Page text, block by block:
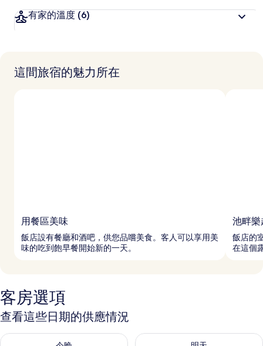
有家的溫度 (6)
這間旅宿的魅力所在
用餐區美味
飯店設有餐廳和酒吧，供您品嚐美食。客人可以享用美
味的吃到飽早餐開始新的一天。
池畔樂
飯店的
在這個
客房選項
查看這些日期的供應情況
查看今晚 (8月 6 - 8月 7) 的供應情況查看明天 (8月 7 - 8月 8) 的供